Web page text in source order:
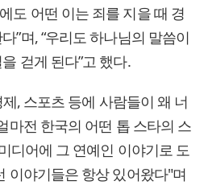
도 어떤 이는 죄를 지을 때 경
”며, “우리도 하나님의 말씀이
걷게 된다”고 했다.
, 스포츠 등에 사람들이 왜 너
마전 한국의 어떤 톱 스타의 스
디어에 그 연예인 이야기로 도
이야기들은 항상 있어왔다"며